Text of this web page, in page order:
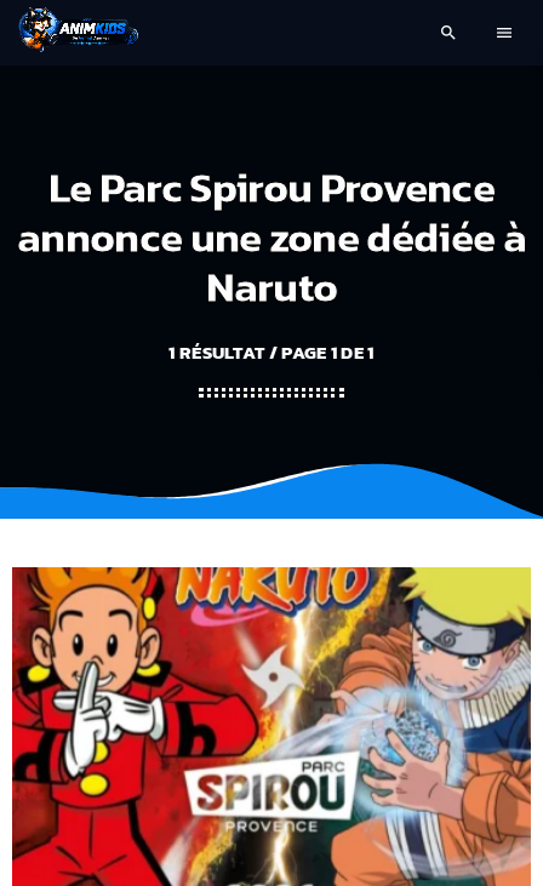
search menu
Le Parc Spirou Provence
annonce une zone dédiée à
Naruto
1 RÉSULTAT / PAGE 1 DE 1